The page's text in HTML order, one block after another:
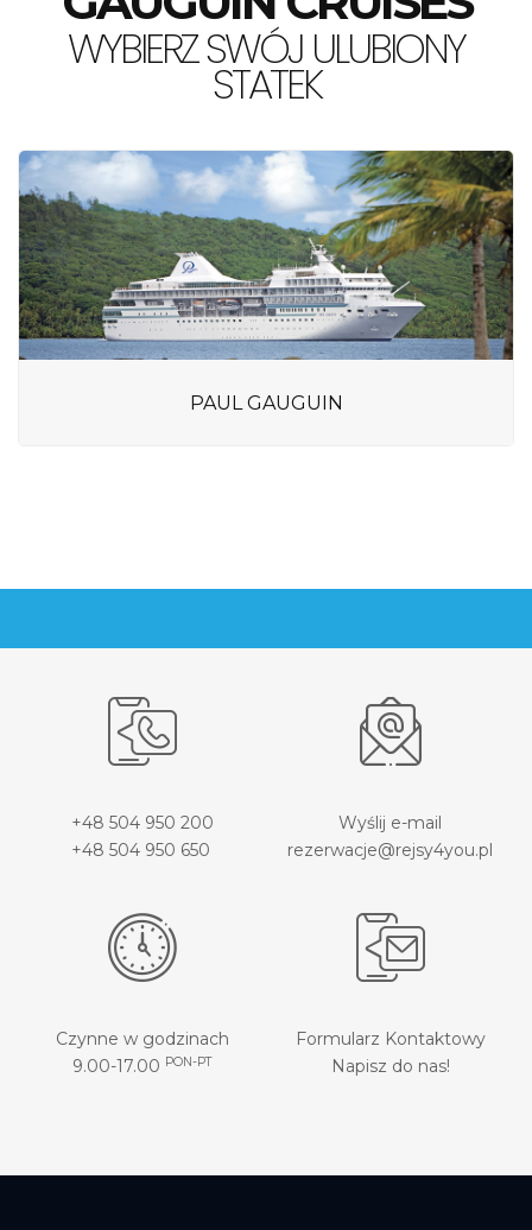
WYBIERZ SWÓJ ULUBIONY
STATEK
PAUL GAUGUIN
+48 504 950 200
+48 504 950 650
Wyślij e-mail
rezerwacje@rejsy4you.pl
Czynne w godzinach
9.00-17.00 PON-PT
Formularz Kontaktowy
Napisz do nas!